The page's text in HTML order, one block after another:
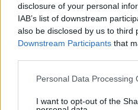
disclosure of your personal
IAB’s list of downstream
also be disclosed by us to third
Downstream Participants that
Personal Data Processing
I want to opt-out of the
Το Ποτάμι κλείνει 5
γιορτάζει;